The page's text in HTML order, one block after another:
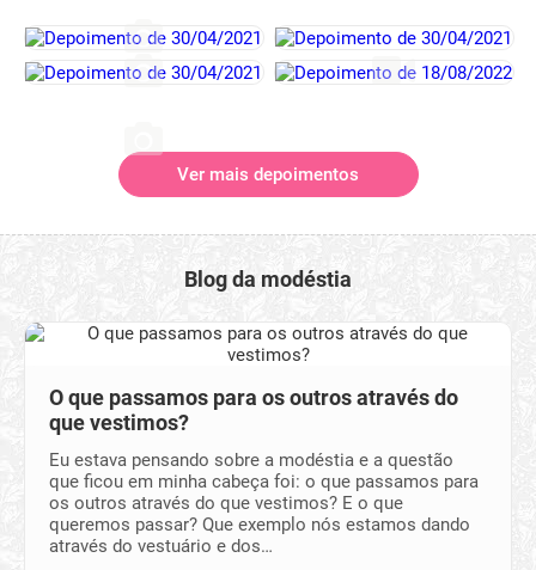
Ver mais depoimentos
Blog da modéstia
O que passamos para os outros através do
que vestimos?
Eu estava pensando sobre a modéstia e a questão
que ficou em minha cabeça foi: o que passamos para
os outros através do que vestimos? E o que
queremos passar? Que exemplo nós estamos dando
através do vestuário e dos…